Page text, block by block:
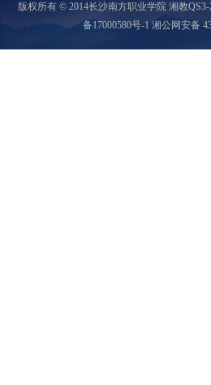
版权所有 © 2014长沙南方职业学院 湘教QS3-
备17000580号-1 湘公网安备